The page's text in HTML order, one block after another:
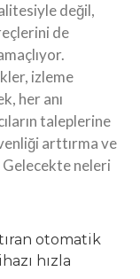
değil,
de
izleme
her anı
taleplerine
arttırma ve
neleri
otomatik
hızla